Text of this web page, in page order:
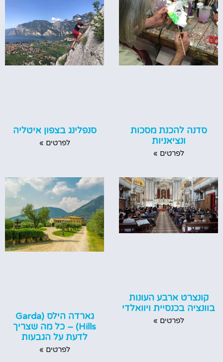
סדנה להכנת מסכות
ונציאניות
לפרטים »
סנפלינג בצפון איטליה
לפרטים »
קונצרט ארבע העונות
בוונציה בכנסיית ויוואלדי
לפרטים »
גארדה הילס (Garda
Hills) – כל מה שצריך
לדעת על הגבעות
לפרטים »